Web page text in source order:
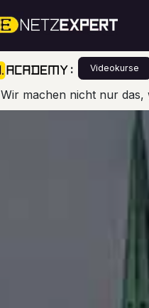
: Videokurse
Wir machen nicht nur